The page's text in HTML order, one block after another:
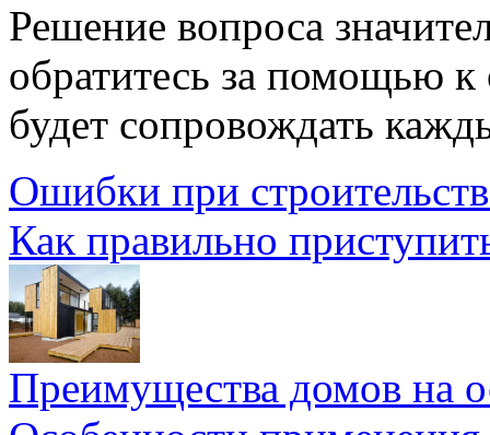
Решение вопроса
обратитесь за помощью
будет сопровождать
Ошибки при
Как правильно
Преимущества домов на